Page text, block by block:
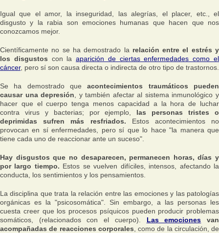
Igual que el amor, la inseguridad, las alegrías, el placer, etc., el
disgusto y la rabia son emociones humanas que hacen que nos
conozcamos mejor.
Científicamente no se ha demostrado la relación entre el estrés y
los disgustos con laaparición de ciertas enfermedades como el
cáncer, pero sí son causa directa o indirecta de otro tipo de trastornos.
Se ha demostrado queacontecimientos traumáticos pueden
causar una depresión , y también afectar al sistema inmunológico y
hacer que el cuerpo tenga menos capacidad a la hora de luchar
contra virus y bacterias; por ejemplo, las personas tristes o
deprimidas sufren más resfriados. Estos acontecimientos no
provocan en sí enfermedades, pero sí que lo hace"la manera que
tiene cada uno de reaccionar ante un suceso".
Hay disgustos que no desaparecen, permanecen horas, días y
por largo tiempo. Estos se vuelven difíciles, intensos, afectando la
conducta, los sentimientos y los pensamientos.
La disciplina que trata la relación entre las emociones y las patologías
orgánicas es la "psicosomática". Sin embargo, a las personas les
cuesta creer que los procesos psíquicos pueden producir problemas
somáticos, (relacionados con el cuerpo). Las emociones van
acompañadas de reacciones corporales , como de la circulación, de